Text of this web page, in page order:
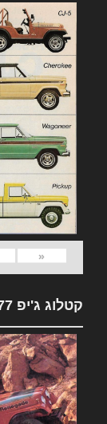
«
קטלוג ג'יפ 1977